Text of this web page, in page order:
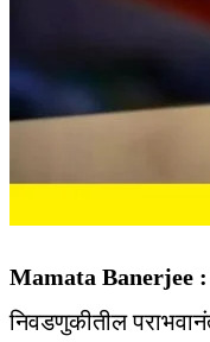
Mamata Banerjee :
निवडणुकीतील